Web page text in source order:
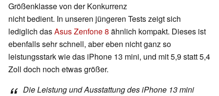
Größenklasse von der Konkurrenz
nicht bedient. In unseren jüngeren Tests zeigt sich
lediglich dasAsus Zenfone 8 ähnlich kompakt. Dieses ist
ebenfalls sehr schnell, aber eben nicht ganz so
leistungsstark wie das iPhone 13 mini, und mit 5,9 statt 5,4
Zoll doch noch etwas größer.
Die Leistung und Ausstattung des iPhone 13 mini